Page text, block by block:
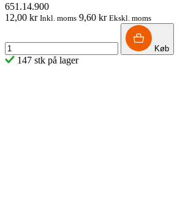
651.14.900
12,00 kr Inkl. moms 9,60 kr Ekskl. moms
Køb
147 stk på lager